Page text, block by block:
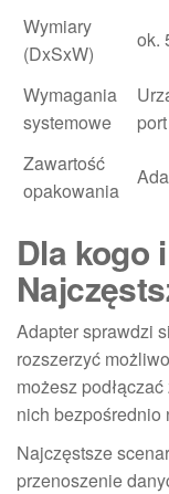
Wymiary
(DxSxW)
ok.
Wymagania
systemowe
Zawartość
opakowania
Dla kogo
Adapter sprawdzi
rozszerzyć
możesz
nich bezpośrednio
Najczęstsze
przenoszenie